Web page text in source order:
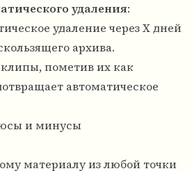
удаления:
удаление через X дней
архива.
пометив их как
автоматическое
и минусы
материалу из любой точки